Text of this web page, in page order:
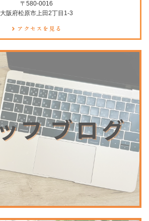
〒580-0016
大阪府松原市上田2丁目1-3